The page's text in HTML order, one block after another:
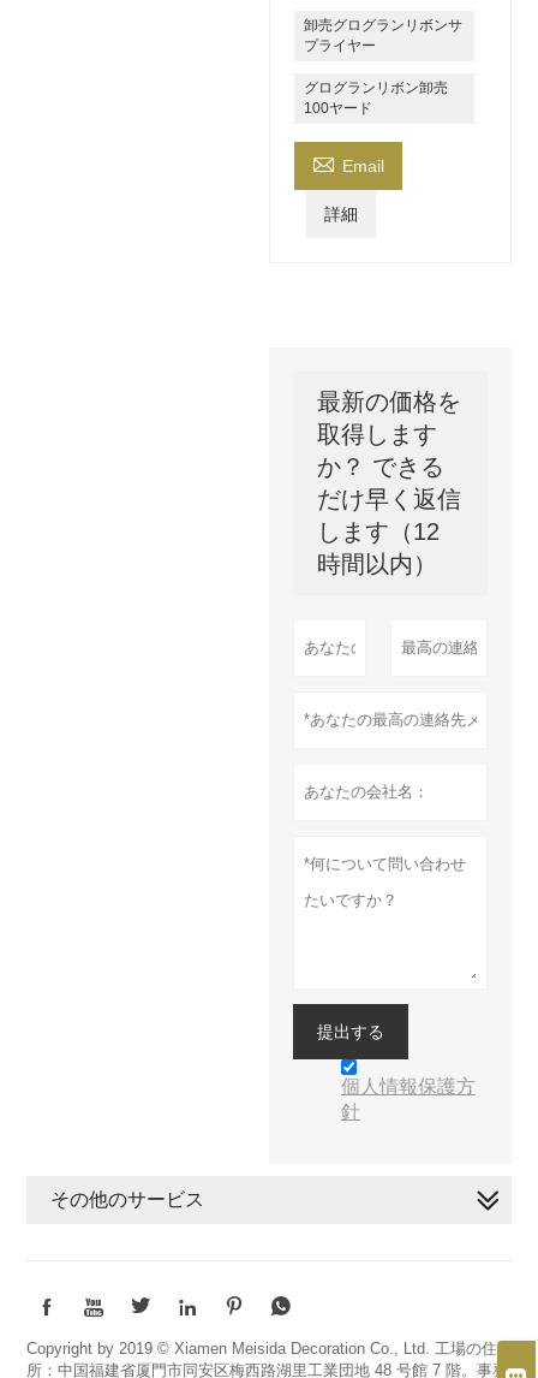
卸売グログランリボンサ
プライヤー
グログランリボン卸売
100ヤード
 Email
詳細
最新の価格を
取得します
か？ できる
だけ早く返信
します（12
時間以内）
提出する
個人情報保護方
針
その他のサービス
     
Copyright by 2019 © Xiamen Meisida Decoration Co., Ltd. 工場の住
所：中国福建省厦門市同安区梅西路湖里工業団地 48 号館 7 階。事務